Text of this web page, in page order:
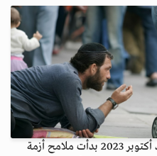
على امتداد أشهر الحرب على غزة منذ أكتوبر 2023 بدأت ملامح أزمة